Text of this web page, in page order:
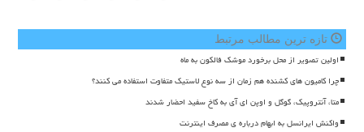
تازه ترین مطالب مرتبط
اولین تصویر از محل برخورد موشک فالکون به ماه
چرا کامیون های کشنده هم زمان از سه نوع لاستیک متفاوت استفاده می کنند؟
متا، آنتروپیک، گوگل و اوپن ای آی به کاخ سفید احضار شدند
واکنش ایرانسل به ابهام درباره ی مصرف اینترنت